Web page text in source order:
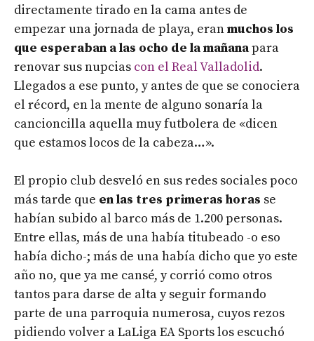
directamente tirado en la cama antes de
empezar una jornada de playa, eranmuchos los
que esperaban a las ocho de la mañanapara
renovar sus nupcias con el Real Valladolid.
Llegados a ese punto, y antes de que se conociera
el récord, en la mente de alguno sonaría la
cancioncilla aquella muy futbolera de «dicen
que estamos locos de la cabeza…».
El propio club desveló en sus redes sociales poco
más tarde que en las tres primeras horas se
habían subido al barco más de 1.200 personas.
Entre ellas, más de una había titubeado -o eso
había dicho-; más de una había dicho que yo este
año no, que ya me cansé, y corrió como otros
tantos para darse de alta y seguir formando
parte de una parroquia numerosa, cuyos rezos
pidiendo volver a LaLiga EA Sports los escuchó